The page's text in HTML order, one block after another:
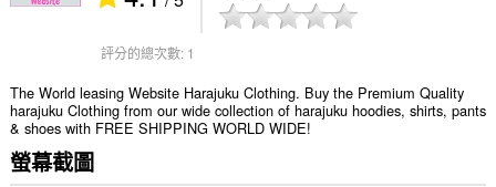
評分的總次數: 1
The World leasing Website Harajuku Clothing. Buy the Premium Quality
harajuku Clothing from our wide collection of harajuku hoodies, shirts, pants
& shoes with FREE SHIPPING WORLD WIDE!
螢幕截圖